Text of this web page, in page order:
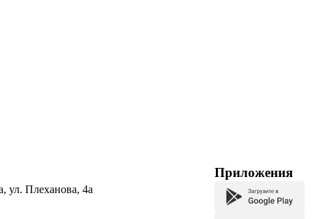
ул. Плеханова, 4а
Приложения